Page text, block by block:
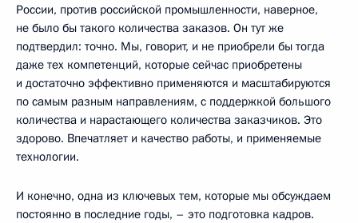
России, против российской промышленности, наверное,
не было бы такого количества заказов. Он тут же
подтвердил: точно. Мы, говорит, и не приобрели бы тогда
даже тех компетенций, которые сейчас приобретены
и достаточно эффективно применяются и масштабируются
по самым разным направлениям, с поддержкой большого
количества и нарастающего количества заказчиков. Это
здорово. Впечатляет и качество работы, и применяемые
технологии.
И конечно, одна из ключевых тем, которые мы обсуждаем
постоянно в последние годы, – это подготовка кадров.